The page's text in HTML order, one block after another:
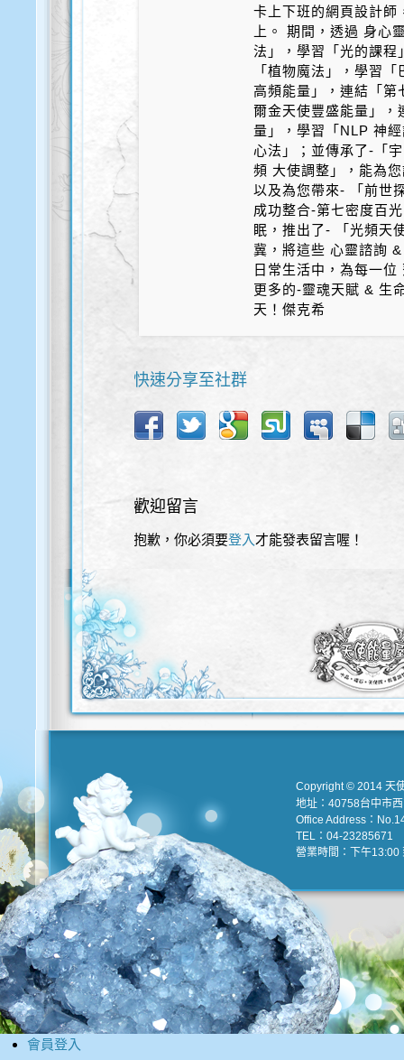
卡上下班的網頁設計師
上。 期間，透過 身心
法」，學習「光的課程
「植物魔法」，學習
高頻能量」，連結「第
爾金天使豐盛能量」，
量」，學習「NLP 神
心法」；並傳承了-「
頻 大使調整」，能為
以及為您帶來- 「前世
成功整合-第七密度百
眠，推出了- 「光頻天
冀，將這些 心靈諮詢
日常生活中，為每一
更多的-靈魂天賦 & 生
天！傑克希
快速分享至社群
歡迎留言
抱歉，你必須要登入 才能發表留言喔！
Copyright © 2014 天
地址：40758台中市
Office Address：
TEL：04-23285671
營業時間：下午13:00
會員登入